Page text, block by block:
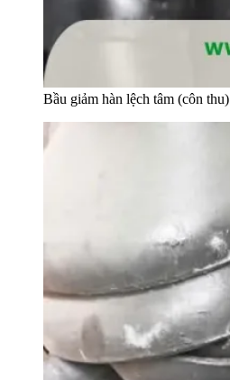
Bầu giảm hàn lệch tâm (côn thu)